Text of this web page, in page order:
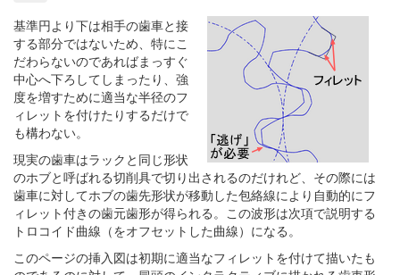
基準円より下は相手の歯車と接
する部分ではないため、特にこ
だわらないのであればまっすぐ
中心へ下ろしてしまったり、強
度を増すために適当な半径のフ
ィレットを付けたりするだけで
も構わない。
現実の歯車はラックと同じ形状
のホブと呼ばれる切削具で切り出されるのだけれど、その際には
歯車に対してホブの歯先形状が移動した包絡線により自動的にフ
ィレット付きの歯元歯形が得られる。この波形は次項で説明する
トロコイド曲線（をオフセットした曲線）になる。
このページの挿入図は初期に適当なフィレットを付けて描いたも